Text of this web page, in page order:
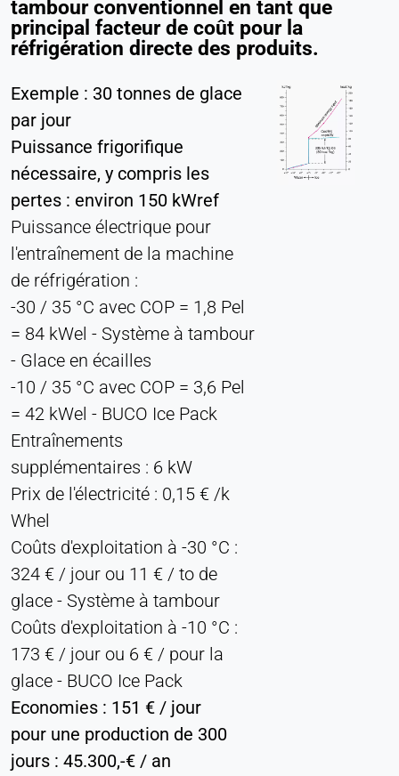
tambour conventionnel en tant que
principal facteur de coût pour la
réfrigération directe des produits.
Exemple : 30 tonnes de glace
par jour
Puissance frigorifique
nécessaire, y compris les
pertes : environ 150 kWref
Puissance électrique pour
l'entraînement de la machine
de réfrigération :
-30 / 35 °C avec COP = 1,8 Pel
= 84 kWel - Système à tambour
- Glace en écailles
-10 / 35 °C avec COP = 3,6 Pel
= 42 kWel - BUCO Ice Pack
Entraînements
supplémentaires : 6 kW
Prix de l'électricité : 0,15 € /k
Whel
Coûts d'exploitation à -30 °C :
324 € / jour ou 11 € / to de
glace - Système à tambour
Coûts d'exploitation à -10 °C :
173 € / jour ou 6 € / pour la
glace - BUCO Ice Pack
Economies : 151 € / jour
pour une production de 300
jours : 45.300,-€ / an